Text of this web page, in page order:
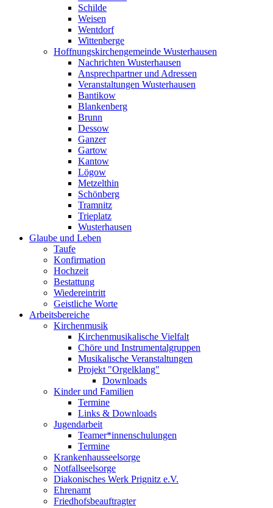
Schilde
Weisen
Wentdorf
Wittenberge
Hoffnungskirchengemeinde Wusterhausen
Nachrichten Wusterhausen
Ansprechpartner und Adressen
Veranstaltungen Wusterhausen
Bantikow
Blankenberg
Brunn
Dessow
Ganzer
Gartow
Kantow
Lögow
Metzelthin
Schönberg
Tramnitz
Trieplatz
Wusterhausen
Glaube und Leben
Taufe
Konfirmation
Hochzeit
Bestattung
Wiedereintritt
Geistliche Worte
Arbeitsbereiche
Kirchenmusik
Kirchenmusikalische Vielfalt
Chöre und Instrumentalgruppen
Musikalische Veranstaltungen
Projekt "Orgelklang"
Downloads
Kinder und Familien
Termine
Links & Downloads
Jugendarbeit
Teamer*innenschulungen
Termine
Krankenhausseelsorge
Notfallseelsorge
Diakonisches Werk Prignitz e.V.
Ehrenamt
Friedhofsbeauftragter